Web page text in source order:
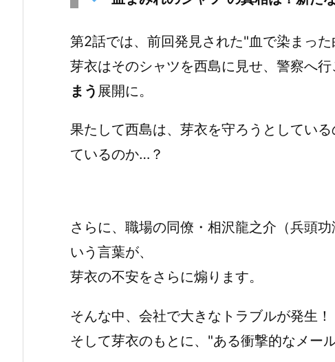
第2話では、前回発見された"血で染まった
芽衣はそのシャツを西島に見せ、警察へ行
まう 展開に。
果たして西島は、芽衣を守ろうとしてい
ているのか…？
さらに、職場の同僚・相沢龍之介（兵頭
いう言葉が、
芽衣の不安をさらに煽ります。
そんな中、会社で大きなトラブルが発生！
そして芽衣のもとに、"ある衝撃的なメー